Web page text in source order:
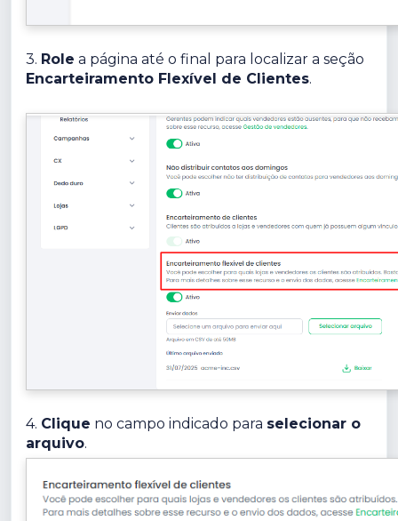
3. Role a página até o final para localizar a seção
Encarteiramento Flexível de Clientes.
4. Clique no campo indicado para selecionar o
arquivo.